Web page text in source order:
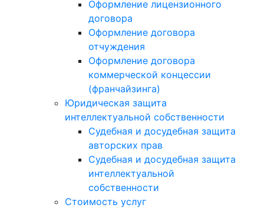
Оформление лицензионного
договора
Оформление договора
отчуждения
Оформление договора
коммерческой концессии
(франчайзинга)
Юридическая защита
интеллектуальной собственности
Судебная и досудебная защита
авторских прав
Судебная и досудебная защита
интеллектуальной
собственности
Стоимость услуг